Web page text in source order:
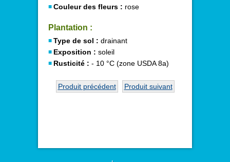
Couleur des fleurs : rose
Plantation :
Type de sol : drainant
Exposition : soleil
Rusticité : - 10 °C (zone USDA 8a)
Produit précédent Produit suivant